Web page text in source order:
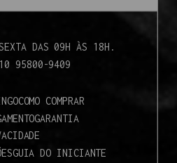
DAS 09H ÀS 18H.
95800-9409
COMO COMPRAR
GARANTIA
GUIA DO INICIANTE